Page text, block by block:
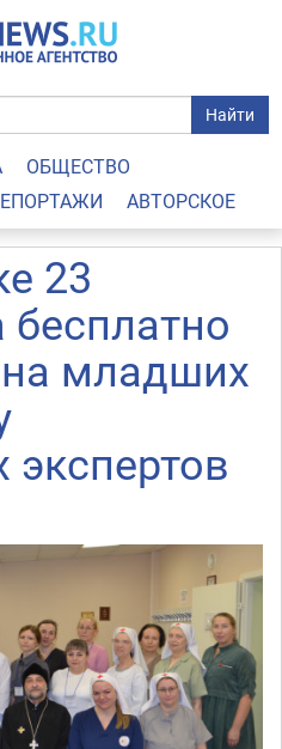
Найти
ОБЩЕСТВО
АВТОРСКОЕ
23
младших